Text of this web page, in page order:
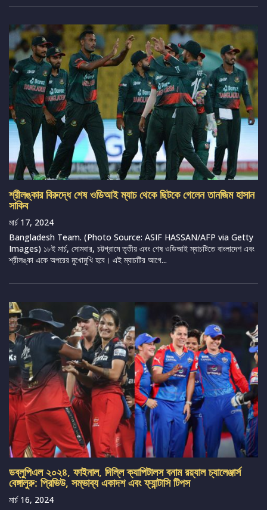
শ্রীলঙ্কার বিরুদ্ধে শেষ ওডিআই ম্যাচ থেকে ছিটকে গেলেন তানজিম হাসান
সাকিব
মার্চ 17, 2024
Bangladesh Team. (Photo Source: ASIF HASSAN/AFP via Getty
Images) ১৮ই মার্চ, সোমবার, চট্টগ্রামে তৃতীয় এবং শেষ ওডিআই ম্যাচটিতে বাংলাদেশ এবং
শ্রীলঙ্কা একে অপরের মুখোমুখি হবে। এই ম্যাচটির আগে...
ডব্লুপিএল ২০২৪, ফাইনাল, দিল্লি ক্যাপিটালস বনাম রয়্যাল চ্যালেঞ্জার্স
বেঙ্গালুরু: প্রিভিউ, সম্ভাব্য একাদশ এবং ফ্যান্টাসি টিপস
মার্চ 16, 2024